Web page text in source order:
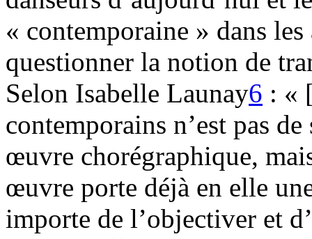
« contemporaine » dans
questionner la notion de
Selon Isabelle Launay6 : «
contemporains n’est pas
œuvre chorégraphique,
œuvre porte déjà en elle
importe de l’objectiver et